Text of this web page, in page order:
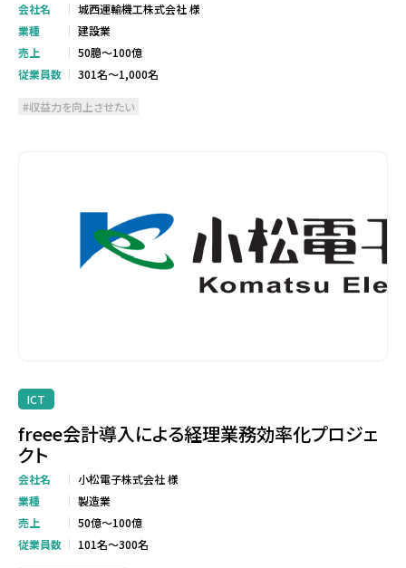
会社名
城西運輸機工株式会社 様
業種
建設業
売上
50臆～100億
従業員数
301名～1,000名
収益力を向上させたい
ICT
freee会計導入による経理業務効率化プロジェ
クト
会社名
小松電子株式会社 様
業種
製造業
売上
50億～100億
従業員数
101名～300名